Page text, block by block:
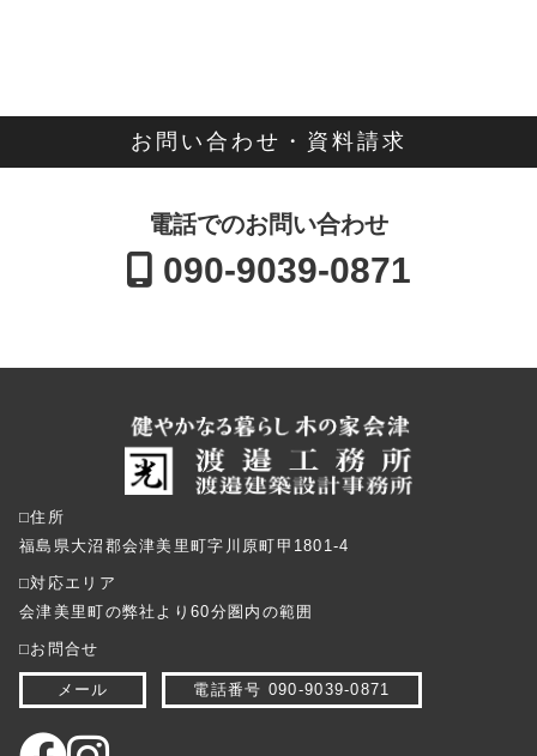
お問い合わせ・資料請求
電話でのお問い合わせ
090-9039-0871
⬜︎住所
福島県大沼郡会津美里町字川原町甲1801-4
⬜︎対応エリア
会津美里町の弊社より60分圏内の範囲
⬜︎お問合せ
メール 電話番号 090-9039-0871